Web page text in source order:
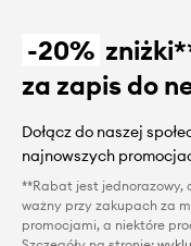
-20%
za zapis do
Dołącz do naszej
najnowszych
**Rabat jest jednorazowy,
ważny przy zakupach za
promocjami, a niektóre